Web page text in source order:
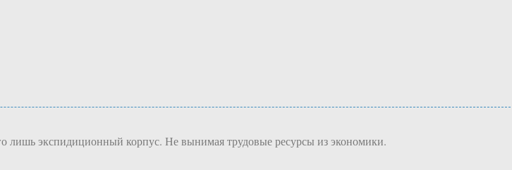
лишь экспидиционный корпус. Не вынимая трудовые ресурсы из экономики.